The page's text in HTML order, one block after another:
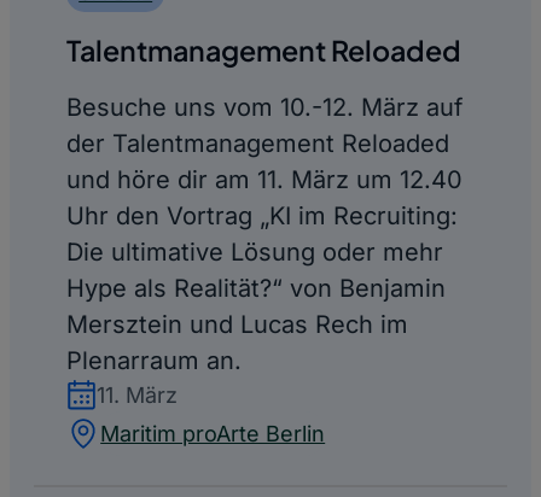
Talentmanagement Reloaded
Besuche uns vom 10.-12. März auf
der Talentmanagement Reloaded
und höre dir am 11. März um 12.40
Uhr den Vortrag „KI im Recruiting:
Die ultimative Lösung oder mehr
Hype als Realität?“ von Benjamin
Mersztein und Lucas Rech im
Plenarraum an.
11. März
Maritim proArte Berlin